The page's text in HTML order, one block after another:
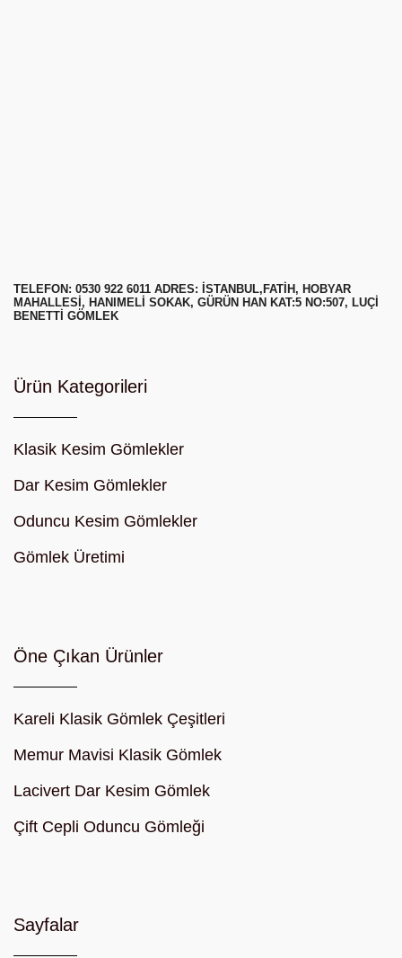
TELEFON: 0530 922 6011 ADRES: ISTANBUL,FATIH, HOBYAR
MAHALLESI, HANIMELI SOKAK, GÜRÜN HAN KAT:5 NO:507, LUÇI
BENETTI GÖMLEK
Ürün Kategorileri
Klasik Kesim Gömlekler
Dar Kesim Gömlekler
Oduncu Kesim Gömlekler
Gömlek Üretimi
Öne Çıkan Ürünler
Kareli Klasik Gömlek Çeşitleri
Memur Mavisi Klasik Gömlek
Lacivert Dar Kesim Gömlek
Çift Cepli Oduncu Gömleği
Sayfalar